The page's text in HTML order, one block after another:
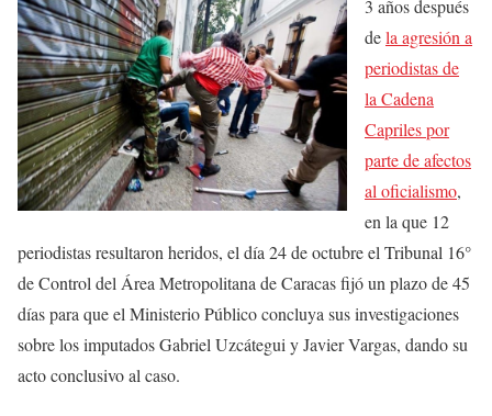
3 años después
dela agresión a
periodistas de
la Cadena
Capriles por
parte de afectos
al oficialismo,
en la que 12
periodistas resultaron heridos, el día 24 de octubre el Tribunal 16°
de Control del Área Metropolitana de Caracas fijó un plazo de 45
días para que el Ministerio Público concluya sus investigaciones
sobre los imputados Gabriel Uzcátegui y Javier Vargas, dando su
acto conclusivo al caso.